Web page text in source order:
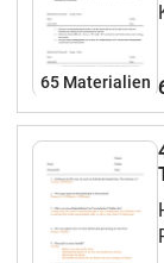
65 Materialien